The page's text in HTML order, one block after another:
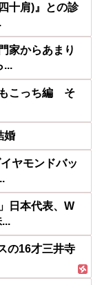
十肩)』との診
家からあまり
...
こっち編 そ
婚
ヤモンドバッ
日本代表、W
の16才三井寺